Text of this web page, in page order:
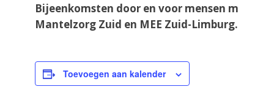
Bijeenkomsten door en voor mensen met
Mantelzorg Zuid en MEE Zuid-Limburg.
Toevoegen aan kalender